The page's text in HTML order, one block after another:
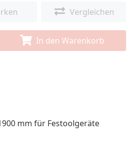
Vergleichen
In den Warenkorb
mm für Festoolgeräte